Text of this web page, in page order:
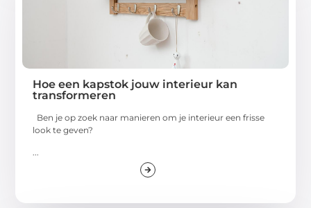
Hoe een kapstok jouw interieur kan
transformeren
Ben je op zoek naar manieren om je interieur een frisse
look te geven?
...